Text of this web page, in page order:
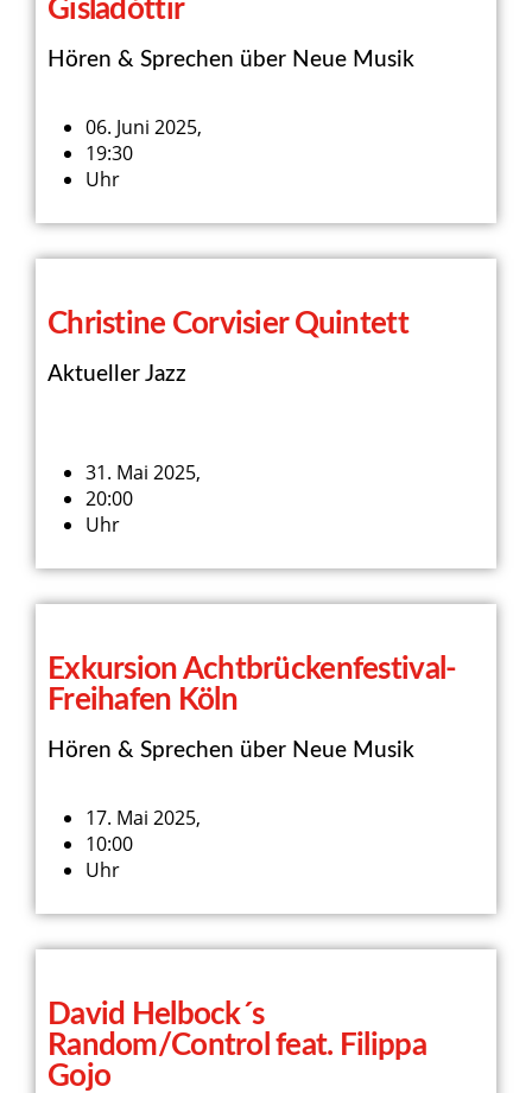
Gisladóttir
Hören & Sprechen über Neue Musik
06. Juni 2025,
19:30
Uhr
Christine Corvisier Quintett
Aktueller Jazz
31. Mai 2025,
20:00
Uhr
Exkursion Achtbrückenfestival-
Freihafen Köln
Hören & Sprechen über Neue Musik
17. Mai 2025,
10:00
Uhr
David Helbock´s
Random/Control feat. Filippa
Gojo